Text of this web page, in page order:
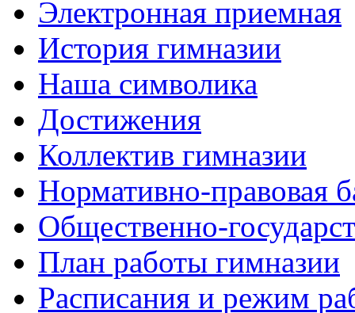
Электронная приемная
История гимназии
Наша символика
Достижения
Коллектив гимназии
Нормативно-правовая
Общественно-
План работы гимназии
Расписания и режим